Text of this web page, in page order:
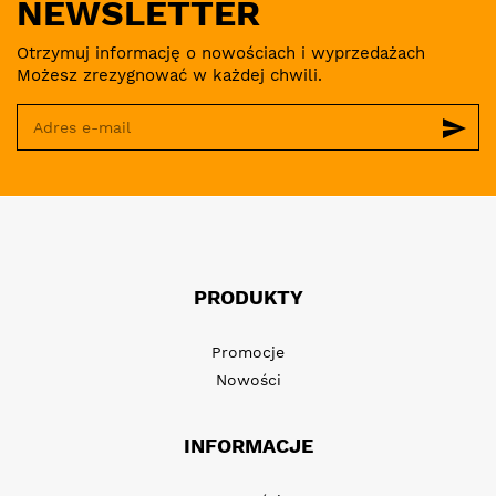
NEWSLETTER
Otrzymuj informację o nowościach i wyprzedażach
Możesz zrezygnować w każdej chwili.
send
PRODUKTY
Promocje
Nowości
INFORMACJE